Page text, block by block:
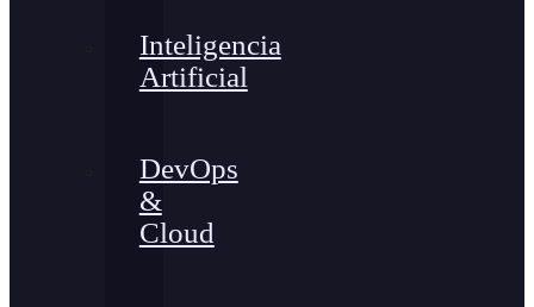
Inteligencia
Artificial
DevOps
&
Cloud